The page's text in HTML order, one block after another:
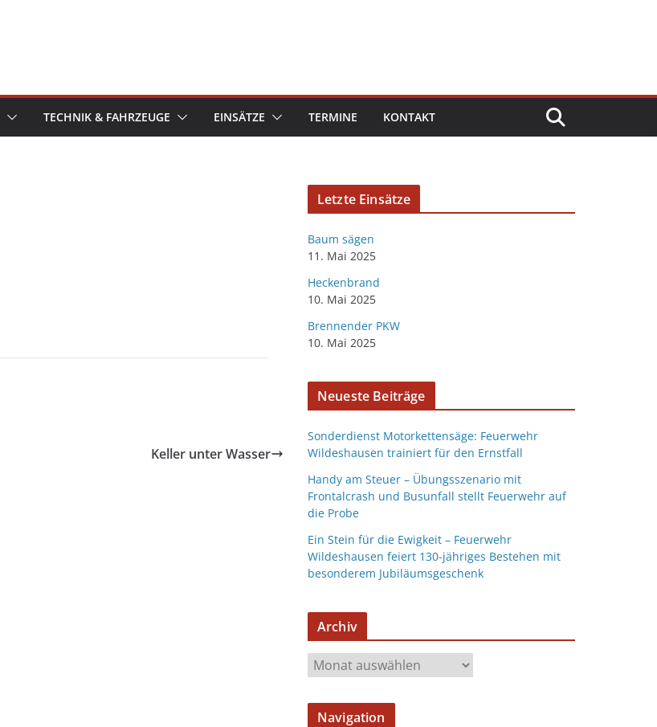
TECHNIK & FAHRZEUGE EINSÄTZE TERMINE KONTAKT
Keller unter Wasser
Letzte Einsätze
Baum sägen
11. Mai 2025
Heckenbrand
10. Mai 2025
Brennender PKW
10. Mai 2025
Neueste Beiträge
Sonderdienst Motorkettensäge: Feuerwehr
Wildeshausen trainiert für den Ernstfall
Handy am Steuer – Übungsszenario mit
Frontalcrash und Busunfall stellt Feuerwehr auf
die Probe
Ein Stein für die Ewigkeit – Feuerwehr
Wildeshausen feiert 130-jähriges Bestehen mit
besonderem Jubiläumsgeschenk
Archiv
Navigation